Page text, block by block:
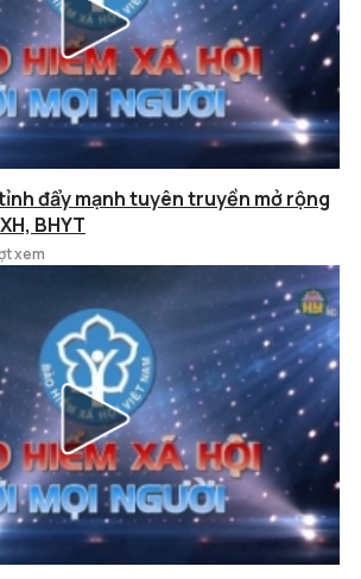
đẩy mạnh tuyên truyền mở rộng
BHYT
xem